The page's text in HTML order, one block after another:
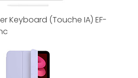
Keyboard (Touche IA) EF-